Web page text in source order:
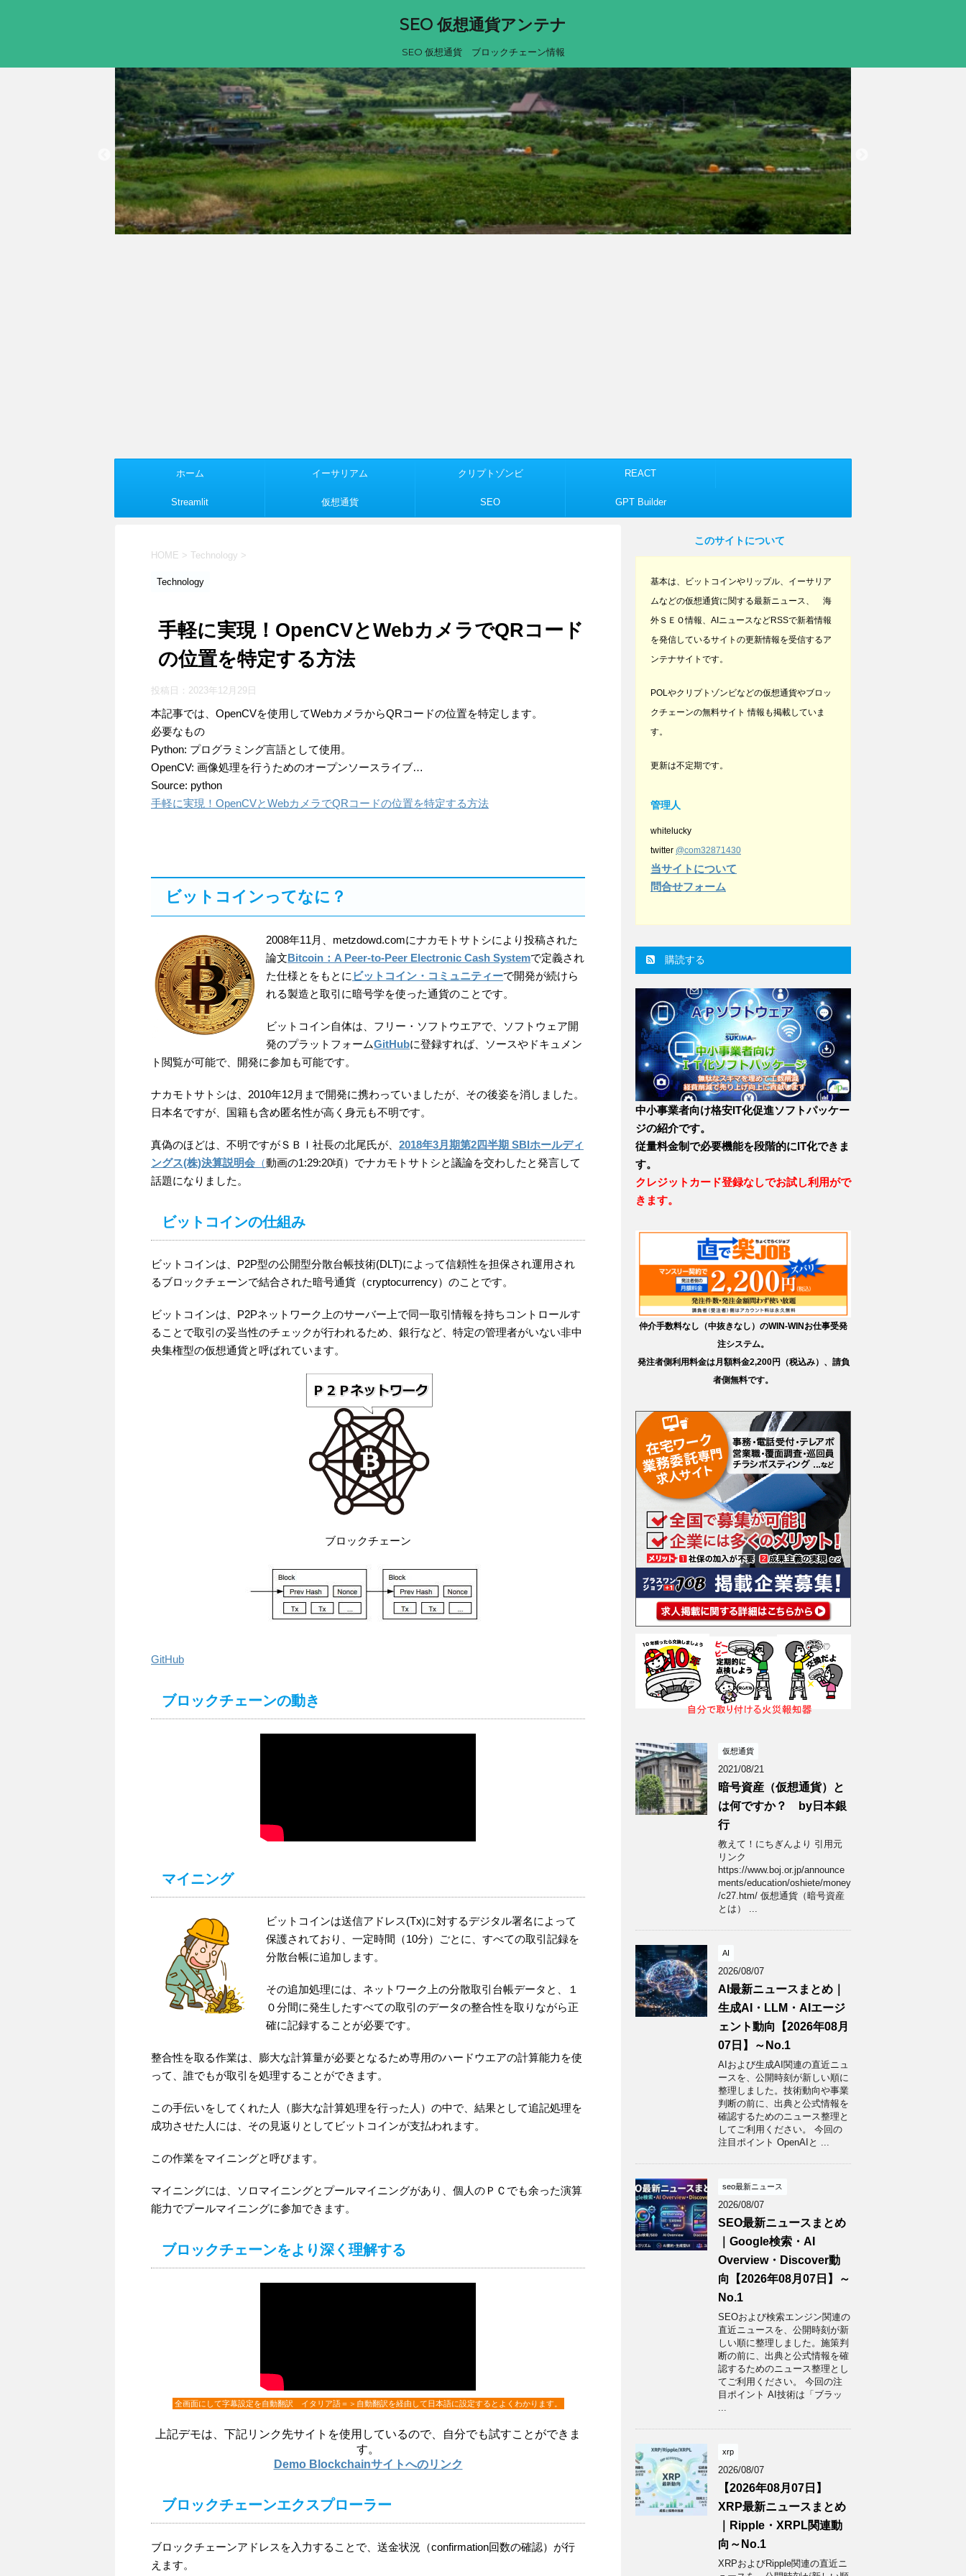
SEO 仮想通貨アンテナ
SEO 仮想通貨 ブロックチェーン情報
ホーム イーサリアム クリプトゾンビ REACT
Streamlit 仮想通貨 SEO GPT Builder
HOME > Technology >
Technology
手軽に実現！OpenCVとWebカメラでQRコード
の位置を特定する方法
投稿日： 2023年12月29日
本記事では、OpenCVを使用してWebカメラからQRコードの位置を特定します。
必要なもの
Python: プログラミング言語として使用。
OpenCV: 画像処理を行うためのオープンソースライブ…
Source: python
手軽に実現！OpenCVとWebカメラでQRコードの位置を特定する方法
ビットコインってなに？
2008年11月、metzdowd.comにナカモトサトシにより投稿された
論文Bitcoin：A Peer-to-Peer Electronic Cash Systemで定義され
た仕様とをもとに ビットコイン・コミュニティーで開発が続けら
れる製造と取引に暗号学を使った通貨のことです。
ビットコイン自体は、フリー・ソフトウエアで、ソフトウェア開
発のプラットフォームGitHubに登録すれば、ソースやドキュメン
ト閲覧が可能で、開発に参加も可能です。
ナカモトサトシは、2010年12月まで開発に携わっていましたが、その後姿を消しました。
日本名ですが、国籍も含め匿名性が高く身元も不明です。
真偽のほどは、不明ですがＳＢＩ社長の北尾氏が、 2018年3月期第2四半期 SBIホールディ
ングス(株)決算説明会 （動画の1:29:20頃）でナカモトサトシと議論を交わしたと発言して
話題になりました。
ビットコインの仕組み
ビットコインは、P2P型の公開型分散台帳技術(DLT)によって信頼性を担保され運用され
るブロックチェーンで結合された暗号通貨（cryptocurrency）のことです。
ビットコインは、P2Pネットワーク上のサーバー上で同一取引情報を持ちコントロールす
ることで取引の妥当性のチェックが行われるため、銀行など、特定の管理者がいない非中
央集権型の仮想通貨と呼ばれています。
ブロックチェーン
GitHub
ブロックチェーンの動き
マイニング
ビットコインは送信アドレス(Tx)に対するデジタル署名によって
保護されており、一定時間（10分）ごとに、すべての取引記録を
分散台帳に追加します。
その追加処理には、ネットワーク上の分散取引台帳データと、１
０分間に発生したすべての取引のデータの整合性を取りながら正
確に記録することが必要です。
整合性を取る作業は、膨大な計算量が必要となるため専用のハードウエアの計算能力を使
って、誰でもが取引を処理することができます。
この手伝いをしてくれた人（膨大な計算処理を行った人）の中で、結果として追記処理を
成功させた人には、その見返りとしてビットコインが支払われます。
この作業をマイニングと呼びます。
マイニングには、ソロマイニングとプールマイニングがあり、個人のＰＣでも余った演算
能力でプールマイニングに参加できます。
ブロックチェーンをより深く理解する
全画面にして字幕設定を自動翻訳 イタリア語＝＞自動翻訳を経由して日本語に設定するとよくわかります。
上記デモは、下記リンク先サイトを使用しているので、自分でも試すことができま
す。
Demo Blockchainサイトへのリンク
ブロックチェーンエクスプローラー
ブロックチェーンアドレスを入力することで、送金状況（confirmation回数の確認）が行
えます。
このサイトについて
基本は、ビットコインやリップル、イーサリア
ムなどの仮想通貨に関する最新ニュース、 海
外ＳＥＯ情報、AIニュースなどRSSで新着情報
を発信しているサイトの更新情報を受信するア
ンテナサイトです。
POLやクリプトゾンビなどの仮想通貨やブロッ
クチェーンの無料サイト 情報も掲載していま
す。
更新は不定期です。
管理人
whitelucky
twitter @com32871430
当サイトについて
問合せフォーム
購読する
中小事業者向け格安IT化促進ソフトパッケー
ジの紹介です。
従量料金制で必要機能を段階的にIT化できま
す。
クレジットカード登録なしでお試し利用がで
きます。
仲介手数料なし（中抜きなし）のWIN-WINお仕事受発
注システム。
発注者側利用料金は月額料金2,200円（税込み）、請負
者側無料です。
仮想通貨
2021/08/21
暗号資産（仮想通貨）と
は何ですか？ by日本銀
行
教えて！にちぎんより 引用元
リンク
https://www.boj.or.jp/announce
ments/education/oshiete/money
/c27.htm/ 仮想通貨（暗号資産
とは） ...
AI
2026/08/07
AI最新ニュースまとめ｜
生成AI・LLM・AIエージ
ェント動向【2026年08月
07日】～No.1
AIおよび生成AI関連の直近ニュ
ースを、公開時刻が新しい順に
整理しました。技術動向や事業
判断の前に、出典と公式情報を
確認するためのニュース整理と
してご利用ください。 今回の
注目ポイント OpenAIと ...
seo最新ニュース
2026/08/07
SEO最新ニュースまとめ
｜Google検索・AI
Overview・Discover動
向【2026年08月07日】～
No.1
SEOおよび検索エンジン関連の
直近ニュースを、公開時刻が新
しい順に整理しました。施策判
断の前に、出典と公式情報を確
認するためのニュース整理とし
てご利用ください。 今回の注
目ポイント AI技術は「ブラッ
xrp
2026/08/07
【2026年08月07日】
XRP最新ニュースまとめ
｜Ripple・XRPL関連動
向～No.1
XRPおよびRipple関連の直近ニ